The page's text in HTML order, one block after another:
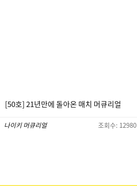
[50호] 21년만에 돌아온 매치 머큐리얼
나이키 머큐리얼 조회수: 12980